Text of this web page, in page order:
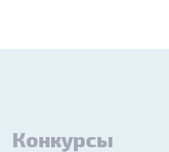
Конкурсы